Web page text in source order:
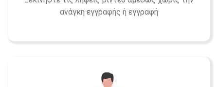
ανάγκη εγγραφής ή εγγραφή